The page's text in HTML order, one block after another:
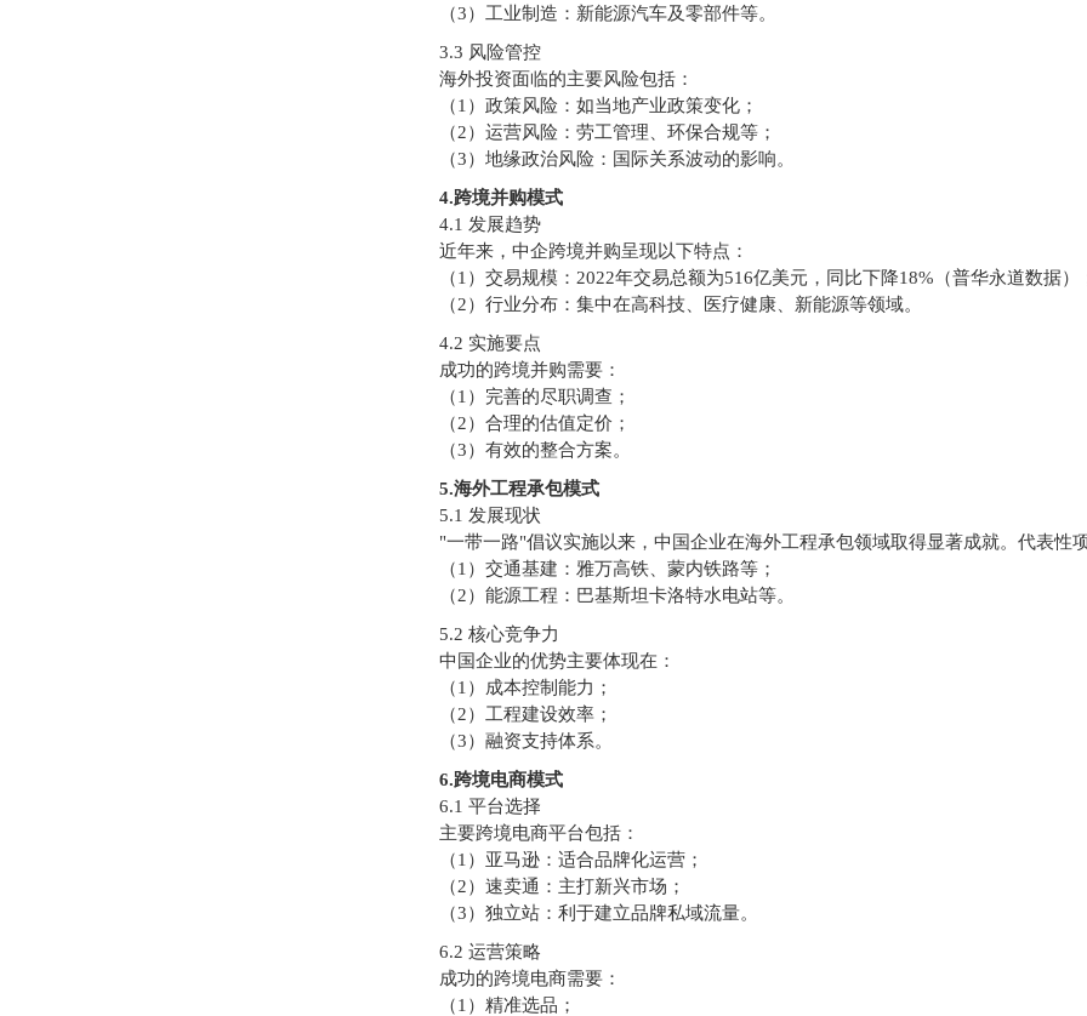
（3）工业制造：新能源汽车及零部件等。
3.3 风险管控
海外投资面临的主要风险包括：
（1）政策风险：如当地产业政策变化；
（2）运营风险：劳工管理、环保合规等；
（3）地缘政治风险：国际关系波动的影响。
4.跨境并购模式
4.1 发展趋势
近年来，中企跨境并购呈现以下特点：
（1）交易规模：2022年交易总额为516亿美元，同比下降18%（普华永道数据）
（2）行业分布：集中在高科技、医疗健康、新能源等领域。
4.2 实施要点
成功的跨境并购需要：
（1）完善的尽职调查；
（2）合理的估值定价；
（3）有效的整合方案。
5.海外工程承包模式
5.1 发展现状
"一带一路"倡议实施以来，中国企业在海外工程承包领域取得显著成就。代表性
（1）交通基建：雅万高铁、蒙内铁路等；
（2）能源工程：巴基斯坦卡洛特水电站等。
5.2 核心竞争力
中国企业的优势主要体现在：
（1）成本控制能力；
（2）工程建设效率；
（3）融资支持体系。
6.跨境电商模式
6.1 平台选择
主要跨境电商平台包括：
（1）亚马逊：适合品牌化运营；
（2）速卖通：主打新兴市场；
（3）独立站：利于建立品牌私域流量。
6.2 运营策略
成功的跨境电商需要：
（1）精准选品；